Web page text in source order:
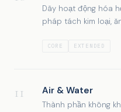
Dãy hoạt động hóa
pháp tách kim loại,
CORE EXTENDED
11 Air & Water
Thành phần không